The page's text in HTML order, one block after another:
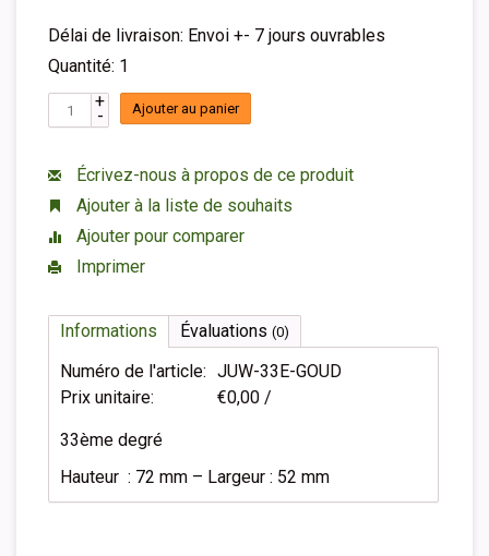
Délai de livraison: Envoi +- 7 jours ouvrables
Quantité: 1
+
- Ajouter au panier
Écrivez-nous à propos de ce produit
Ajouter à la liste de souhaits
Ajouter pour comparer
Imprimer
Informations Évaluations (0)
Numéro de l'article: JUW-33E-GOUD
Prix unitaire:
€0,00 /
33ème degré
Hauteur : 72 mm – Largeur : 52 mm